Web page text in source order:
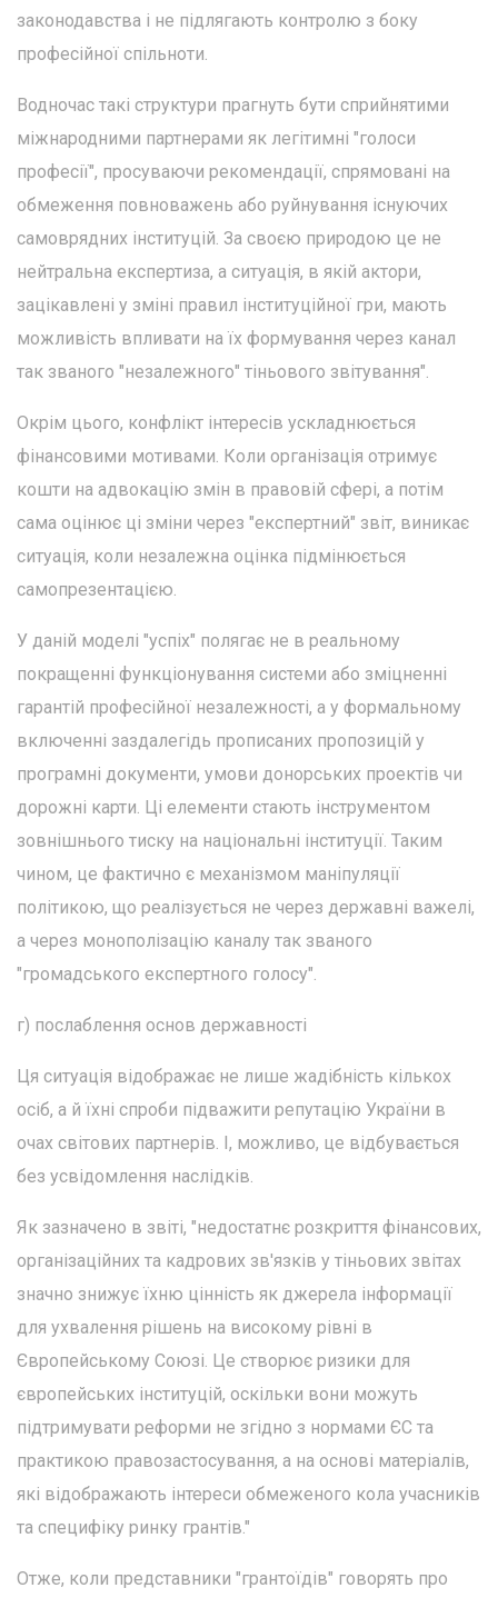
законодавства і не підлягають контролю з боку
професійної спільноти.
Водночас такі структури прагнуть бути сприйнятими
міжнародними партнерами як легітимні "голоси
професії", просуваючи рекомендації, спрямовані на
обмеження повноважень або руйнування існуючих
самоврядних інституцій. За своєю природою це не
нейтральна експертиза, а ситуація, в якій актори,
зацікавлені у зміні правил інституційної гри, мають
можливість впливати на їх формування через канал
так званого "незалежного" тіньового звітування".
Окрім цього, конфлікт інтересів ускладнюється
фінансовими мотивами. Коли організація отримує
кошти на адвокацію змін в правовій сфері, а потім
сама оцінює ці зміни через "експертний" звіт, виникає
ситуація, коли незалежна оцінка підмінюється
самопрезентацією.
У даній моделі "успіх" полягає не в реальному
покращенні функціонування системи або зміцненні
гарантій професійної незалежності, а у формальному
включенні заздалегідь прописаних пропозицій у
програмні документи, умови донорських проектів чи
дорожні карти. Ці елементи стають інструментом
зовнішнього тиску на національні інституції. Таким
чином, це фактично є механізмом маніпуляції
політикою, що реалізується не через державні важелі,
а через монополізацію каналу так званого
"громадського експертного голосу".
г) послаблення основ державності
Ця ситуація відображає не лише жадібність кількох
осіб, а й їхні спроби підважити репутацію України в
очах світових партнерів. І, можливо, це відбувається
без усвідомлення наслідків.
Як зазначено в звіті, "недостатнє розкриття фінансових,
організаційних та кадрових зв'язків у тіньових звітах
значно знижує їхню цінність як джерела інформації
для ухвалення рішень на високому рівні в
Європейському Союзі. Це створює ризики для
європейських інституцій, оскільки вони можуть
підтримувати реформи не згідно з нормами ЄС та
практикою правозастосування, а на основі матеріалів,
які відображають інтереси обмеженого кола учасників
та специфіку ринку грантів."
Отже, коли представники "грантоїдів" говорять про